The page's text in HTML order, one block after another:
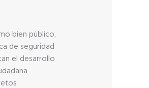
bien público,
de seguridad
el desarrollo